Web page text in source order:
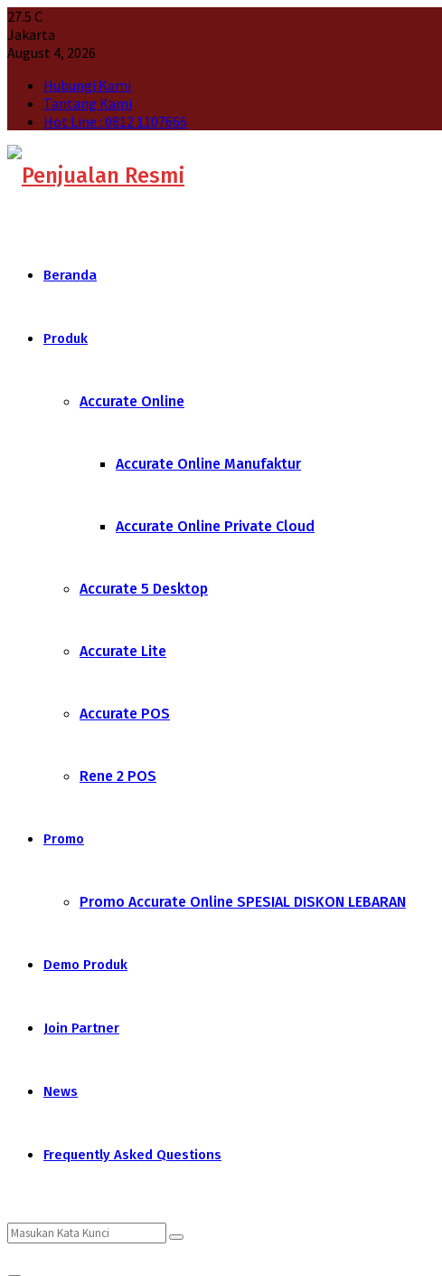
27.5 C
Jakarta
August 4, 2026
Hubungi Kami
Tantang Kami
Hot Line : 0812 1107666
Beranda
Produk
Accurate Online
Accurate Online Manufaktur
Accurate Online Private Cloud
Accurate 5 Desktop
Accurate Lite
Accurate POS
Rene 2 POS
Promo
Promo Accurate Online SPESIAL DISKON LEBARAN
Demo Produk
Join Partner
News
Frequently Asked Questions
Search
Search